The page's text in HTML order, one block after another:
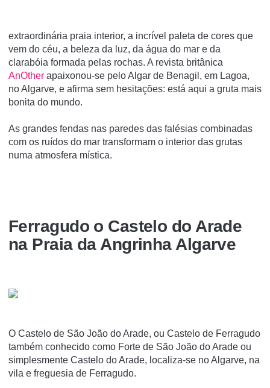
extraordinária praia interior, a incrível paleta de cores que
vem do céu, a beleza da luz, da água do mar e da
clarabóia formada pelas rochas. A revista britânica
AnOther apaixonou-se pelo Algar de Benagil, em Lagoa,
no Algarve, e afirma sem hesitações: está aqui a gruta mais
bonita do mundo.
As grandes fendas nas paredes das falésias combinadas
com os ruídos do mar transformam o interior das grutas
numa atmosfera mística.
Ferragudo o Castelo do Arade
na Praia da Angrinha Algarve
O Castelo de São João do Arade, ou Castelo de Ferragudo
também conhecido como Forte de São João do Arade ou
simplesmente Castelo do Arade, localiza-se no Algarve, na
vila e freguesia de Ferragudo.